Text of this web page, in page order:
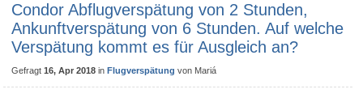
Condor Abflugverspätung von 2 Stunden,
Ankunftverspätung von 6 Stunden. Auf welche
Verspätung kommt es für Ausgleich an?
Gefragt 16, Apr 2018 inFlugverspätung von Mariá